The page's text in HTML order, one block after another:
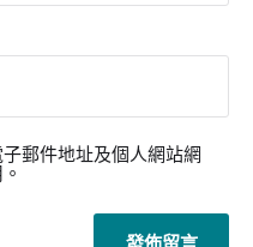
郵件地址及個人網站網